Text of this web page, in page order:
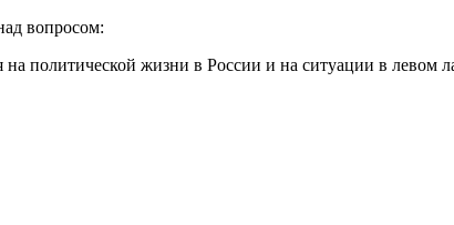
вопросом:
политической жизни в России и на ситуации в левом